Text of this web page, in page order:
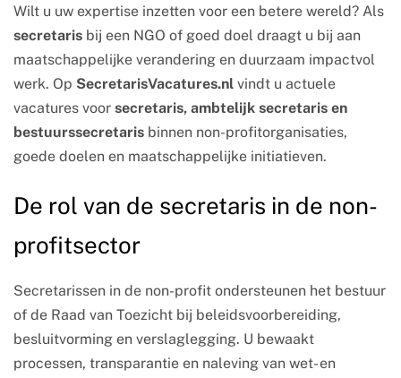
Wilt u uw expertise inzetten voor een betere wereld? Als
secretaris bij een NGO of goed doel draagt u bij aan
maatschappelijke verandering en duurzaam impactvol
werk. Op SecretarisVacatures.nl vindt u actuele
vacatures voor secretaris, ambtelijk secretaris en
bestuurssecretaris binnen non-profitorganisaties,
goede doelen en maatschappelijke initiatieven.
De rol van de secretaris in de non-
profitsector
Secretarissen in de non-profit ondersteunen het bestuur
of de Raad van Toezicht bij beleidsvoorbereiding,
besluitvorming en verslaglegging. U bewaakt
processen, transparantie en naleving van wet- en